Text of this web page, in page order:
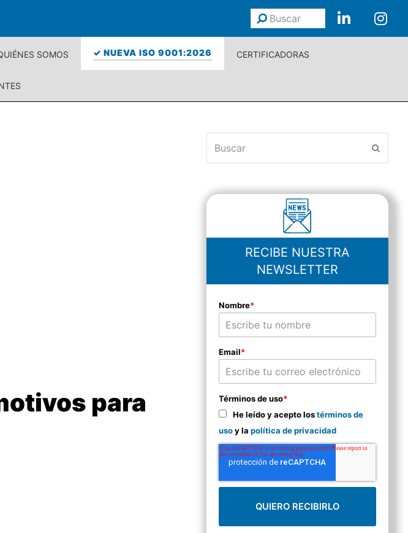
Buscar
SOMOS ✓ NUEVA ISO 9001:2026 CERTIFICADORAS
para
RECIBE NUESTRA
NEWSLETTER
Nombre*
Email*
Términos de uso*
He leído y acepto lostérminos de
usoy la política de privacidad